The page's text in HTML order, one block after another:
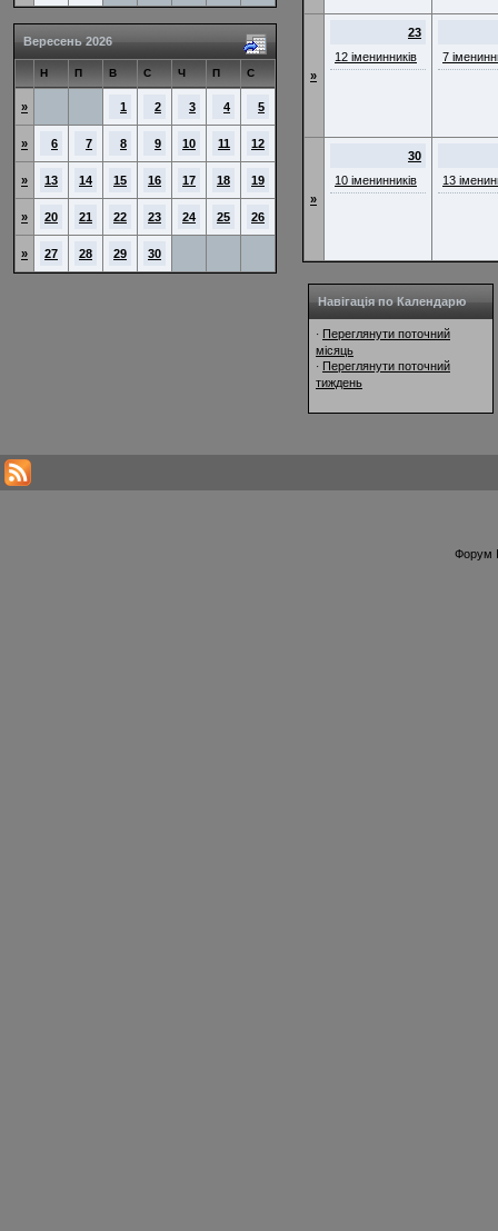
Вересень 2026
Н П В С Ч П С
» 1 2 3 4 5
» 6 7 8 9 10 11 12
» 13 14 15 16 17 18 19
» 20 21 22 23 24 25 26
» 27 28 29 30
»
23
12 іменинників
7
»
30
10 іменинників
13
Навігація по Календарю
· Переглянути поточний
місяць
· Переглянути поточний
тиждень
Форум